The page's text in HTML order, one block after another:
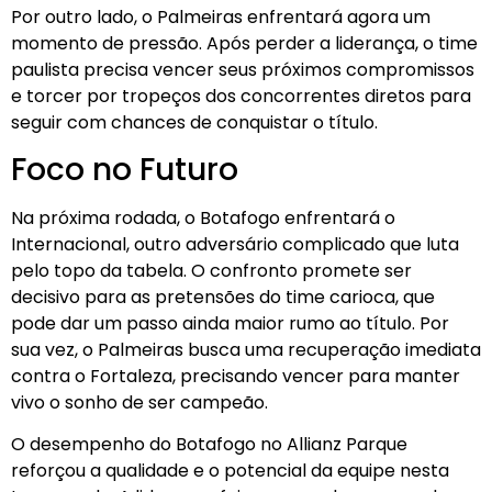
Por outro lado, o Palmeiras enfrentará agora um
momento de pressão. Após perder a liderança, o time
paulista precisa vencer seus próximos compromissos
e torcer por tropeços dos concorrentes diretos para
seguir com chances de conquistar o título.
Foco no Futuro
Na próxima rodada, o Botafogo enfrentará o
Internacional, outro adversário complicado que luta
pelo topo da tabela. O confronto promete ser
decisivo para as pretensões do time carioca, que
pode dar um passo ainda maior rumo ao título. Por
sua vez, o Palmeiras busca uma recuperação imediata
contra o Fortaleza, precisando vencer para manter
vivo o sonho de ser campeão.
O desempenho do Botafogo no Allianz Parque
reforçou a qualidade e o potencial da equipe nesta